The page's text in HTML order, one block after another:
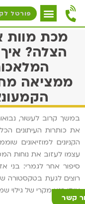
פורטל
קשר
מכת מוות
הצלה?
ממציאה
במשך קרוב לעשור,
את כותרות העיתונים
הקניונים למוזיאונים
סיפור אחר לגמרי: בני
רוצים לגעת בטקסטורה
אותו רגע מקרי של גילוי